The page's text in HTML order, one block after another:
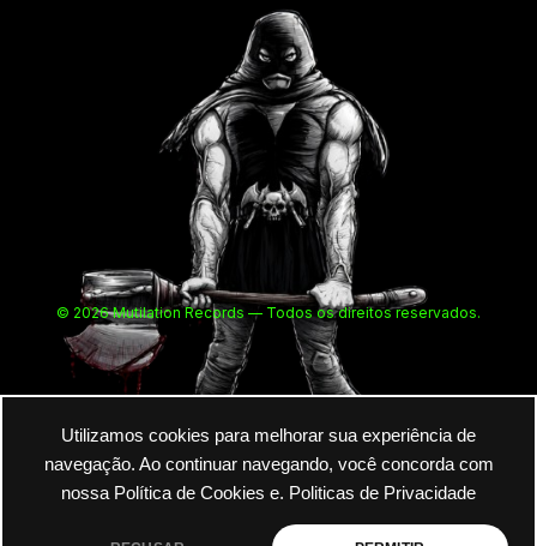
Utilizamos cookies para melhorar sua experiência de
navegação. Ao continuar navegando, você concorda com
nossa Política de Cookies e. Politicas de Privacidade
© 2026 Mutilation Records — Todos os direitos reservados.